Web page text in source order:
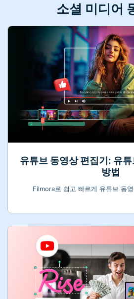
소셜 미디어
유튜브 동영상 편집기: 유
방법
Filmora로 쉽고 빠르게 유튜브 동